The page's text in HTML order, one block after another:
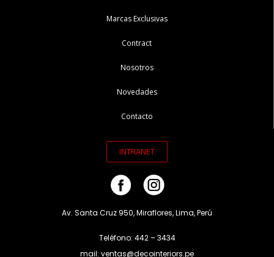
Marcas Exclusivas
Contract
Nosotros
Novedades
Contacto
INTRANET
Av. Santa Cruz 950, Miraflores, Lima, Perú
Teléfono: 442 – 3434
mail: ventas@decointeriors.pe